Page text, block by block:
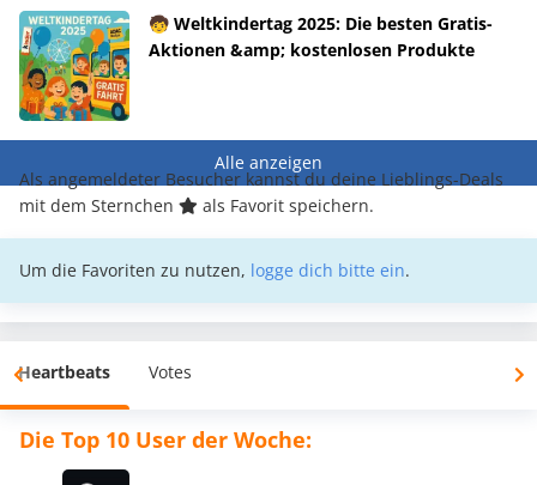
🧒 Weltkindertag 2025: Die besten Gratis-
Aktionen &amp; kostenlosen Produkte
Alle anzeigen
Als angemeldeter Besucher kannst du deine Lieblings-Deals
mit dem Sternchen
als Favorit speichern.
Um die Favoriten zu nutzen, logge dich bitte ein.
Heartbeats Votes
Die Top 10 User der Woche: